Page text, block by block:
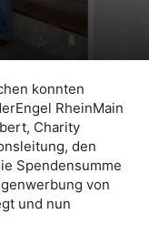
konnten
RheinMain
Charity
den
Spendensumme
von
und nun